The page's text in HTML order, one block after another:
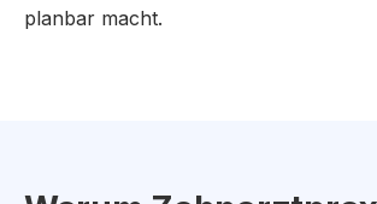
planbar macht.